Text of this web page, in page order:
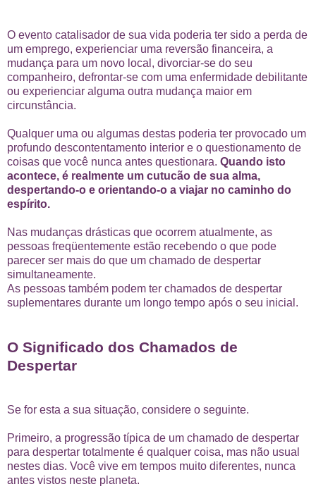
O evento catalisador de sua vida poderia ter sido a perda de
um emprego, experienciar uma reversão financeira, a
mudança para um novo local, divorciar-se do seu
companheiro, defrontar-se com uma enfermidade debilitante
ou experienciar alguma outra mudança maior em
circunstância.
Qualquer uma ou algumas destas poderia ter provocado um
profundo descontentamento interior e o questionamento de
coisas que você nunca antes questionara. Quando isto
acontece, é realmente um cutucão de sua alma,
despertando-o e orientando-o a viajar no caminho do
espírito.
Nas mudanças drásticas que ocorrem atualmente, as
pessoas freqüentemente estão recebendo o que pode
parecer ser mais do que um chamado de despertar
simultaneamente.
As pessoas também podem ter chamados de despertar
suplementares durante um longo tempo após o seu inicial.
O Significado dos Chamados de
Despertar
Se for esta a sua situação, considere o seguinte.
Primeiro, a progressão típica de um chamado de despertar
para despertar totalmente é qualquer coisa, mas não usual
nestes dias. Você vive em tempos muito diferentes, nunca
antes vistos neste planeta.